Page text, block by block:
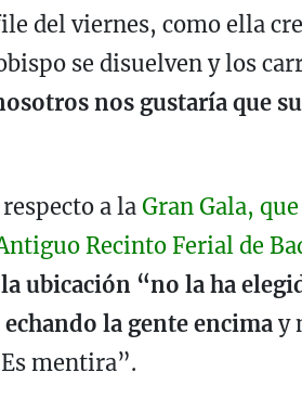
del viernes, como ella
se disuelven y los
nos gustaría que
a la Gran Gala,
Recinto Ferial de
la ubicación “no la ha
echando la gente encima y
mentira”.